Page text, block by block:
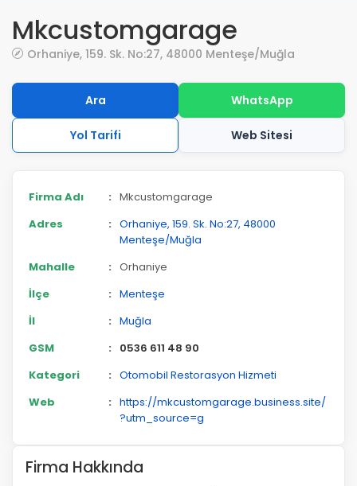
Mkcustomgarage
Orhaniye, 159. Sk. No:27, 48000 Menteşe/Muğla
Ara WhatsApp
Yol Tarifi Web Sitesi
Firma Adı : Mkcustomgarage
Adres
: Orhaniye, 159. Sk. No:27, 48000
Menteşe/Muğla
Mahalle
: Orhaniye
İlçe
: Menteşe
İl
: Muğla
GSM
:
0536 611 48 90
Kategori
: Otomobil Restorasyon Hizmeti
Web
: https://mkcustomgarage.business.site/
?utm_source=g
Firma Hakkında